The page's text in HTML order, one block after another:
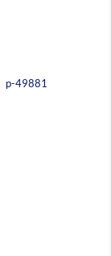
p-49881